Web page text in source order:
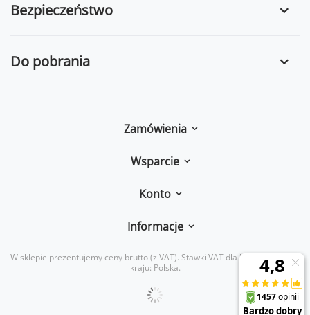
Bezpieczeństwo
Do pobrania
Zamówienia
Wsparcie
Konto
Informacje
W sklepie prezentujemy ceny brutto (z VAT). Stawki VAT dla konsumentów z
kraju: Polska.